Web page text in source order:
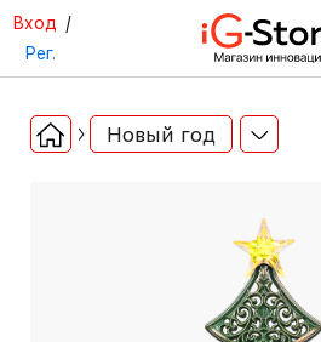
Вход /
Рег.
Новый год